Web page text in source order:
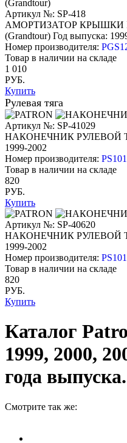
Артикул №: SP-418
АМОРТИЗАТОР КРЫШКИ
(Grandtour) Год выпуска:
Номер производителя:
Товар в наличии на складе
1 010
РУБ.
Купить
Рулевая тяга
Артикул №: SP-41029
НАКОНЕЧНИК РУЛЕВОЙ
1999-2002
Номер производителя:
Товар в наличии на складе
820
РУБ.
Купить
Артикул №: SP-40620
НАКОНЕЧНИК РУЛЕВОЙ
1999-2002
Номер производителя:
Товар в наличии на складе
820
РУБ.
Купить
Каталог
1999, 2000,
года выпуска.
Смотрите так же: